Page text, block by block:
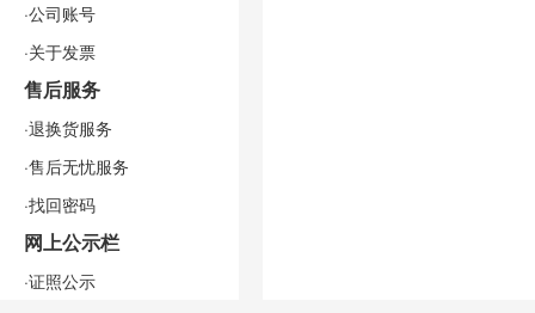
·公司账号
·关于发票
售后服务
·退换货服务
·售后无忧服务
·找回密码
网上公示栏
·证照公示